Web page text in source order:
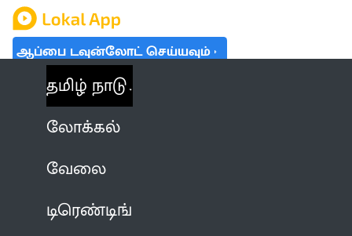
ஆப்பை டவுன்லோட் செய்யவும்
தமிழ் நாடு
லோக்கல்
வேலை
டிரெண்டிங்